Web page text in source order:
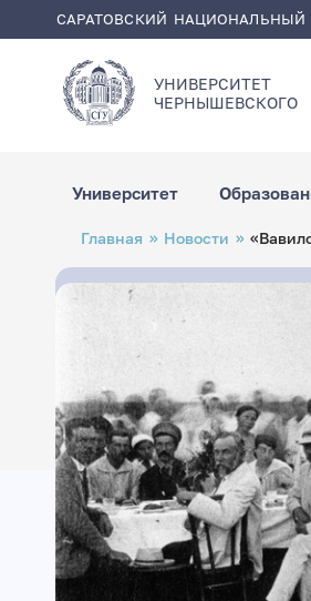
содержанию
САРАТОВСКИЙ НАЦИОНАЛЬНЫЙ
УНИВЕРСИТЕТ
ЧЕРНЫШЕВСКОГO
Университет
Строка
навигации
Главная Новости